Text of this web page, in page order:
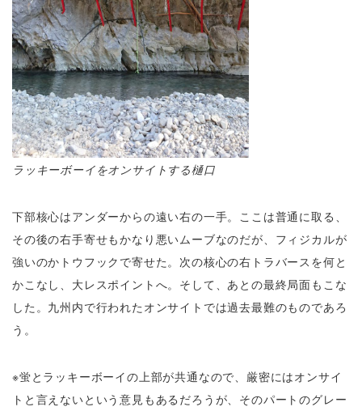
ラッキーボーイをオンサイトする樋口
下部核心はアンダーからの遠い右の一手。ここは普通に取る、
その後の右手寄せもかなり悪いムーブなのだが、フィジカルが
強いのかトウフックで寄せた。次の核心の右トラバースを何と
かこなし、大レスポイントへ。そして、あとの最終局面もこな
した。九州内で行われたオンサイトでは過去最難のものであろ
う。
※蛍とラッキーボーイの上部が共通なので、厳密にはオンサイ
トと言えないという意見もあるだろうが、そのパートのグレー